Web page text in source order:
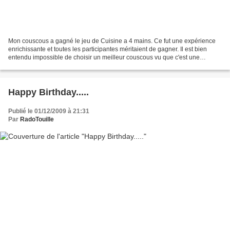
Mon couscous a gagné le jeu de Cuisine a 4 mains. Ce fut une expérience
enrichissante et toutes les participantes méritaient de gagner. Il est bien
entendu impossible de choisir un meilleur couscous vu que c'est une
Happy Birthday.....
Publié le 01/12/2009 à 21:31
Par RadoTouille